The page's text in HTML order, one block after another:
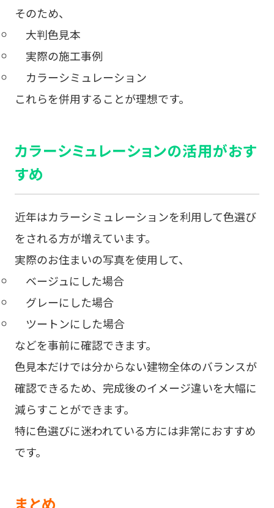
そのため、
大判色見本
実際の施工事例
カラーシミュレーション
これらを併用することが理想です。
カラーシミュレーションの活用がおす
すめ
近年はカラーシミュレーションを利用して色選び
をされる方が増えています。
実際のお住まいの写真を使用して、
ベージュにした場合
グレーにした場合
ツートンにした場合
などを事前に確認できます。
色見本だけでは分からない建物全体のバランスが
確認できるため、完成後のイメージ違いを大幅に
減らすことができます。
特に色選びに迷われている方には非常におすすめ
です。
まとめ